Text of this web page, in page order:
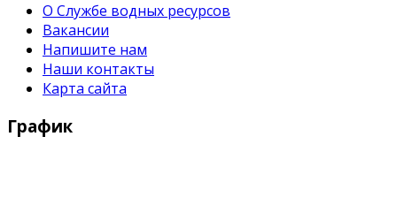
О Службе водных ресурсов
Вакансии
Напишите нам
Наши контакты
Карта сайта
График